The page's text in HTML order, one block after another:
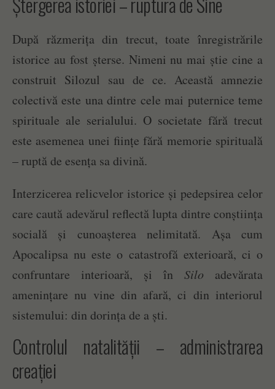
După răzmerița din trecut, toate înregistrările
istorice au fost șterse. Nimeni nu mai știe cine a
construit Silozul sau de ce. Această amnezie
colectivă este una dintre cele mai puternice teme
spirituale ale serialului. O societate fără trecut
este asemenea unei ființe fără memorie spirituală
– ruptă de esența sa divină.
Interzicerea relicvelor istorice și pedepsirea celor
care caută adevărul reflectă lupta dintre conștiința
socială și cunoașterea nelimitată. Așa cum
Apocalipsa nu este o catastrofă exterioară, ci o
confruntare interioară, și în Silo adevărata
amenințare nu vine din afară, ci din interiorul
sistemului: din dorința de a ști.
Controlul natalității – administrarea
creației